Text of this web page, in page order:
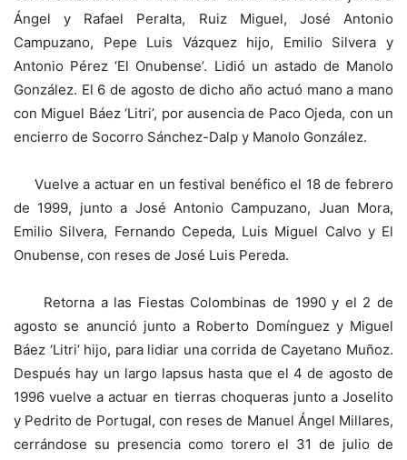
Ángel y Rafael Peralta, Ruiz Miguel, José Antonio
Campuzano, Pepe Luis Vázquez hijo, Emilio Silvera y
Antonio Pérez ‘El Onubense’. Lidió un astado de Manolo
González. El 6 de agosto de dicho año actuó mano a mano
con Miguel Báez ‘Litri’, por ausencia de Paco Ojeda, con un
encierro de Socorro Sánchez-Dalp y Manolo González.
Vuelve a actuar en un festival benéfico el 18 de febrero
de 1999, junto a José Antonio Campuzano, Juan Mora,
Emilio Silvera, Fernando Cepeda, Luis Miguel Calvo y El
Onubense, con reses de José Luis Pereda.
Retorna a las Fiestas Colombinas de 1990 y el 2 de
agosto se anunció junto a Roberto Domínguez y Miguel
Báez ‘Litri’ hijo, para lidiar una corrida de Cayetano Muñoz.
Después hay un largo lapsus hasta que el 4 de agosto de
1996 vuelve a actuar en tierras choqueras junto a Joselito
y Pedrito de Portugal, con reses de Manuel Ángel Millares,
cerrándose su presencia como torero el 31 de julio de